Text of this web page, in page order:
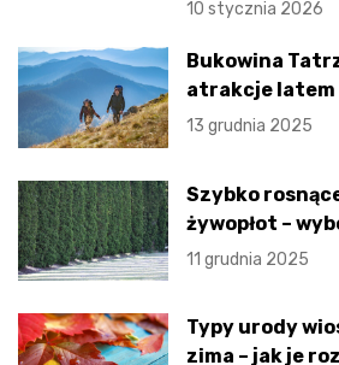
10 stycznia 2026
Bukowina
atrakcje latem
13 grudnia 2025
Szybko
żywopłot –
11 grudnia 2025
Typy urody
zima – jak je